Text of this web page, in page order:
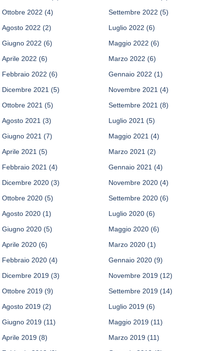
Ottobre 2022 (4) Settembre 2022 (5)
Agosto 2022 (2) Luglio 2022 (6)
Giugno 2022 (6) Maggio 2022 (6)
Aprile 2022 (6) Marzo 2022 (6)
Febbraio 2022 (6) Gennaio 2022 (1)
Dicembre 2021 (5) Novembre 2021 (4)
Ottobre 2021 (5) Settembre 2021 (8)
Agosto 2021 (3) Luglio 2021 (5)
Giugno 2021 (7) Maggio 2021 (4)
Aprile 2021 (5) Marzo 2021 (2)
Febbraio 2021 (4) Gennaio 2021 (4)
Dicembre 2020 (3) Novembre 2020 (4)
Ottobre 2020 (5) Settembre 2020 (6)
Agosto 2020 (1) Luglio 2020 (6)
Giugno 2020 (5) Maggio 2020 (6)
Aprile 2020 (6) Marzo 2020 (1)
Febbraio 2020 (4) Gennaio 2020 (9)
Dicembre 2019 (3) Novembre 2019 (12)
Ottobre 2019 (9) Settembre 2019 (14)
Agosto 2019 (2) Luglio 2019 (6)
Giugno 2019 (11) Maggio 2019 (11)
Aprile 2019 (8) Marzo 2019 (11)